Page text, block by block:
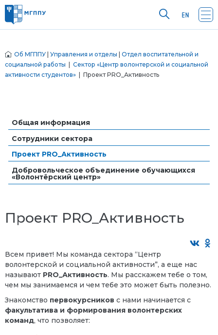
Об МГППУ Управления и отделы
Отдел воспитательной и
социальной работы
Сектор «Центр волонтерской и социальной
активности студентов» | Проект PRO_Активность
Общая информация
Сотрудники сектора
Проект PRO_Активность
Добровольческое объединение обучающихся
«Волонтёрский центр»
Проект PRO_Активность
Всем привет! Мы команда сектора “Центр
волонтерской и социальной активности”, а еще нас
называют PRO_Активность. Мы расскажем тебе о том,
чем мы занимаемся и чем тебе это может быть полезно.
Знакомство первокурсников с нами начинается с
факультатива и формирования волонтерских
команд, что позволяет: